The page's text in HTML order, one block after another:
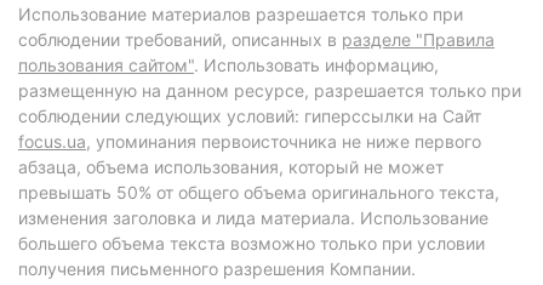
Использование материалов разрешается только при
соблюдении требований, описанных в разделе "Правила
пользования сайтом". Использовать информацию,
размещенную на данном ресурсе, разрешается только при
соблюдении следующих условий: гиперссылки на Сайт
focus.ua, упоминания первоисточника не ниже первого
абзаца, объема использования, который не может
превышать 50% от общего объема оригинального текста,
изменения заголовка и лида материала. Использование
большего объема текста возможно только при условии
получения письменного разрешения Компании.